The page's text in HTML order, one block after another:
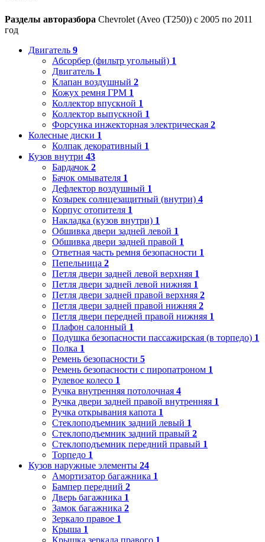
Разделы авторазбора Chevrolet (Aveo (T250)) с 2005 по 2011
год
Двигатель 9
Абсорбер (фильтр угольный) 1
Двигатель 1
Клапан воздушный 2
Кожух ремня ГРМ 1
Коллектор впускной 1
Коллектор выпускной 1
Форсунка инжекторная электрическая 2
Колесные диски 1
Колпак декоративный 1
Кузов внутри 43
Бардачок 2
Бачок омывателя 1
Дефлектор воздушный 1
Козырек солнцезащитный (внутри) 4
Корпус отопителя 1
Накладка (кузов внутри) 1
Обшивка двери задней левой 1
Обшивка двери задней правой 1
Ответная часть ремня безопасности 1
Пепельница 2
Петля двери задней левой верхняя 1
Петля двери задней левой нижняя 1
Петля двери задней правой верхняя 2
Петля двери задней правой нижняя 2
Петля двери передней правой нижняя 1
Плафон салонный 1
Подушка безопасности пассажирская (в торпедо) 1
Полка 1
Ремень безопасности 5
Ремень безопасности с пиропатроном 1
Рулевое колесо 1
Ручка внутренняя потолочная 4
Ручка двери задней правой внутренняя 1
Ручка открывания капота 1
Стеклоподъемник задний левый 1
Стеклоподъемник задний правый 2
Стеклоподъемник передний правый 1
Торпедо 1
Кузов наружные элементы 24
Амортизатор багажника 1
Бампер передний 2
Дверь багажника 1
Замок багажника 2
Зеркало правое 1
Крыша 1
Крышка зеркала правого 1